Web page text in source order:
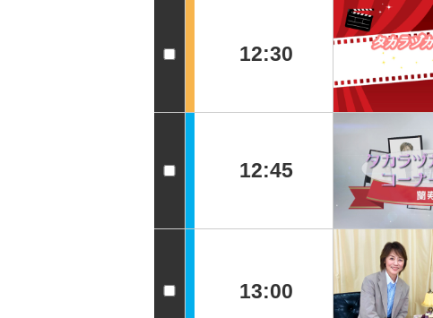
12:30
12:45
13:00